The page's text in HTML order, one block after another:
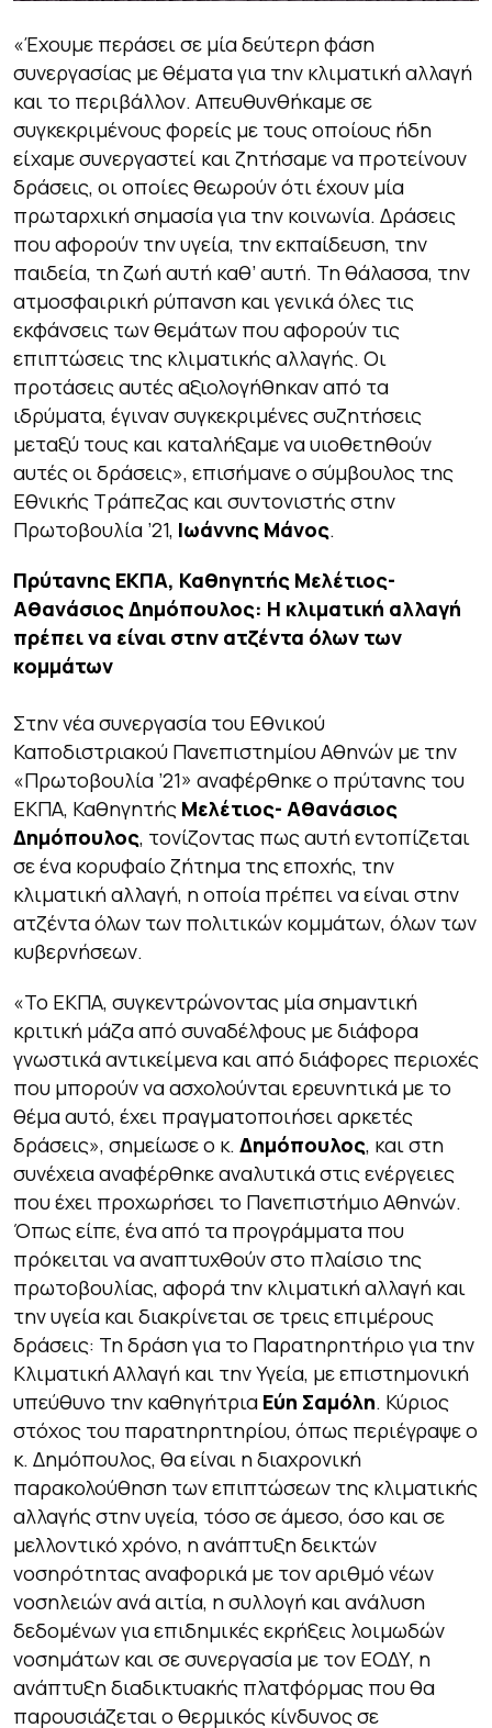
«Έχουμε περάσει σε μία δεύτερη φάση
συνεργασίας με θέματα για την κλιματική αλλαγή
και το περιβάλλον. Απευθυνθήκαμε σε
συγκεκριμένους φορείς με τους οποίους ήδη
είχαμε συνεργαστεί και ζητήσαμε να προτείνουν
δράσεις, οι οποίες θεωρούν ότι έχουν μία
πρωταρχική σημασία για την κοινωνία. Δράσεις
που αφορούν την υγεία, την εκπαίδευση, την
παιδεία, τη ζωή αυτή καθ’ αυτή. Τη θάλασσα, την
ατμοσφαιρική ρύπανση και γενικά όλες τις
εκφάνσεις των θεμάτων που αφορούν τις
επιπτώσεις της κλιματικής αλλαγής. Οι
προτάσεις αυτές αξιολογήθηκαν από τα
ιδρύματα, έγιναν συγκεκριμένες συζητήσεις
μεταξύ τους και καταλήξαμε να υιοθετηθούν
αυτές οι δράσεις», επισήμανε ο σύμβουλος της
Εθνικής Τράπεζας και συντονιστής στην
Πρωτοβουλία ’21, Ιωάννης Μάνος.
Πρύτανης ΕΚΠΑ, Καθηγητής Μελέτιος-
Αθανάσιος Δημόπουλος: Η κλιματική αλλαγή
πρέπει να είναι στην ατζέντα όλων των
κομμάτων
Στην νέα συνεργασία του Εθνικού
Καποδιστριακού Πανεπιστημίου Αθηνών με την
«Πρωτοβουλία ’21» αναφέρθηκε ο πρύτανης του
ΕΚΠΑ, Καθηγητής Μελέτιος- Αθανάσιος
Δημόπουλος, τονίζοντας πως αυτή εντοπίζεται
σε ένα κορυφαίο ζήτημα της εποχής, την
κλιματική αλλαγή, η οποία πρέπει να είναι στην
ατζέντα όλων των πολιτικών κομμάτων, όλων των
κυβερνήσεων.
«Το ΕΚΠΑ, συγκεντρώνοντας μία σημαντική
κριτική μάζα από συναδέλφους με διάφορα
γνωστικά αντικείμενα και από διάφορες περιοχές
που μπορούν να ασχολούνται ερευνητικά με το
θέμα αυτό, έχει πραγματοποιήσει αρκετές
δράσεις», σημείωσε ο κ. Δημόπουλος, και στη
συνέχεια αναφέρθηκε αναλυτικά στις ενέργειες
που έχει προχωρήσει το Πανεπιστήμιο Αθηνών.
Όπως είπε, ένα από τα προγράμματα που
πρόκειται να αναπτυχθούν στο πλαίσιο της
πρωτοβουλίας, αφορά την κλιματική αλλαγή και
την υγεία και διακρίνεται σε τρεις επιμέρους
δράσεις: Τη δράση για το Παρατηρητήριο για την
Κλιματική Αλλαγή και την Υγεία, με επιστημονική
υπεύθυνο την καθηγήτρια Εύη Σαμόλη. Κύριος
στόχος του παρατηρητηρίου, όπως περιέγραψε ο
κ. Δημόπουλος, θα είναι η διαχρονική
παρακολούθηση των επιπτώσεων της κλιματικής
αλλαγής στην υγεία, τόσο σε άμεσο, όσο και σε
μελλοντικό χρόνο, η ανάπτυξη δεικτών
νοσηρότητας αναφορικά με τον αριθμό νέων
νοσηλειών ανά αιτία, η συλλογή και ανάλυση
δεδομένων για επιδημικές εκρήξεις λοιμωδών
νοσημάτων και σε συνεργασία με τον ΕΟΔΥ, η
ανάπτυξη διαδικτυακής πλατφόρμας που θα
παρουσιάζεται ο θερμικός κίνδυνος σε